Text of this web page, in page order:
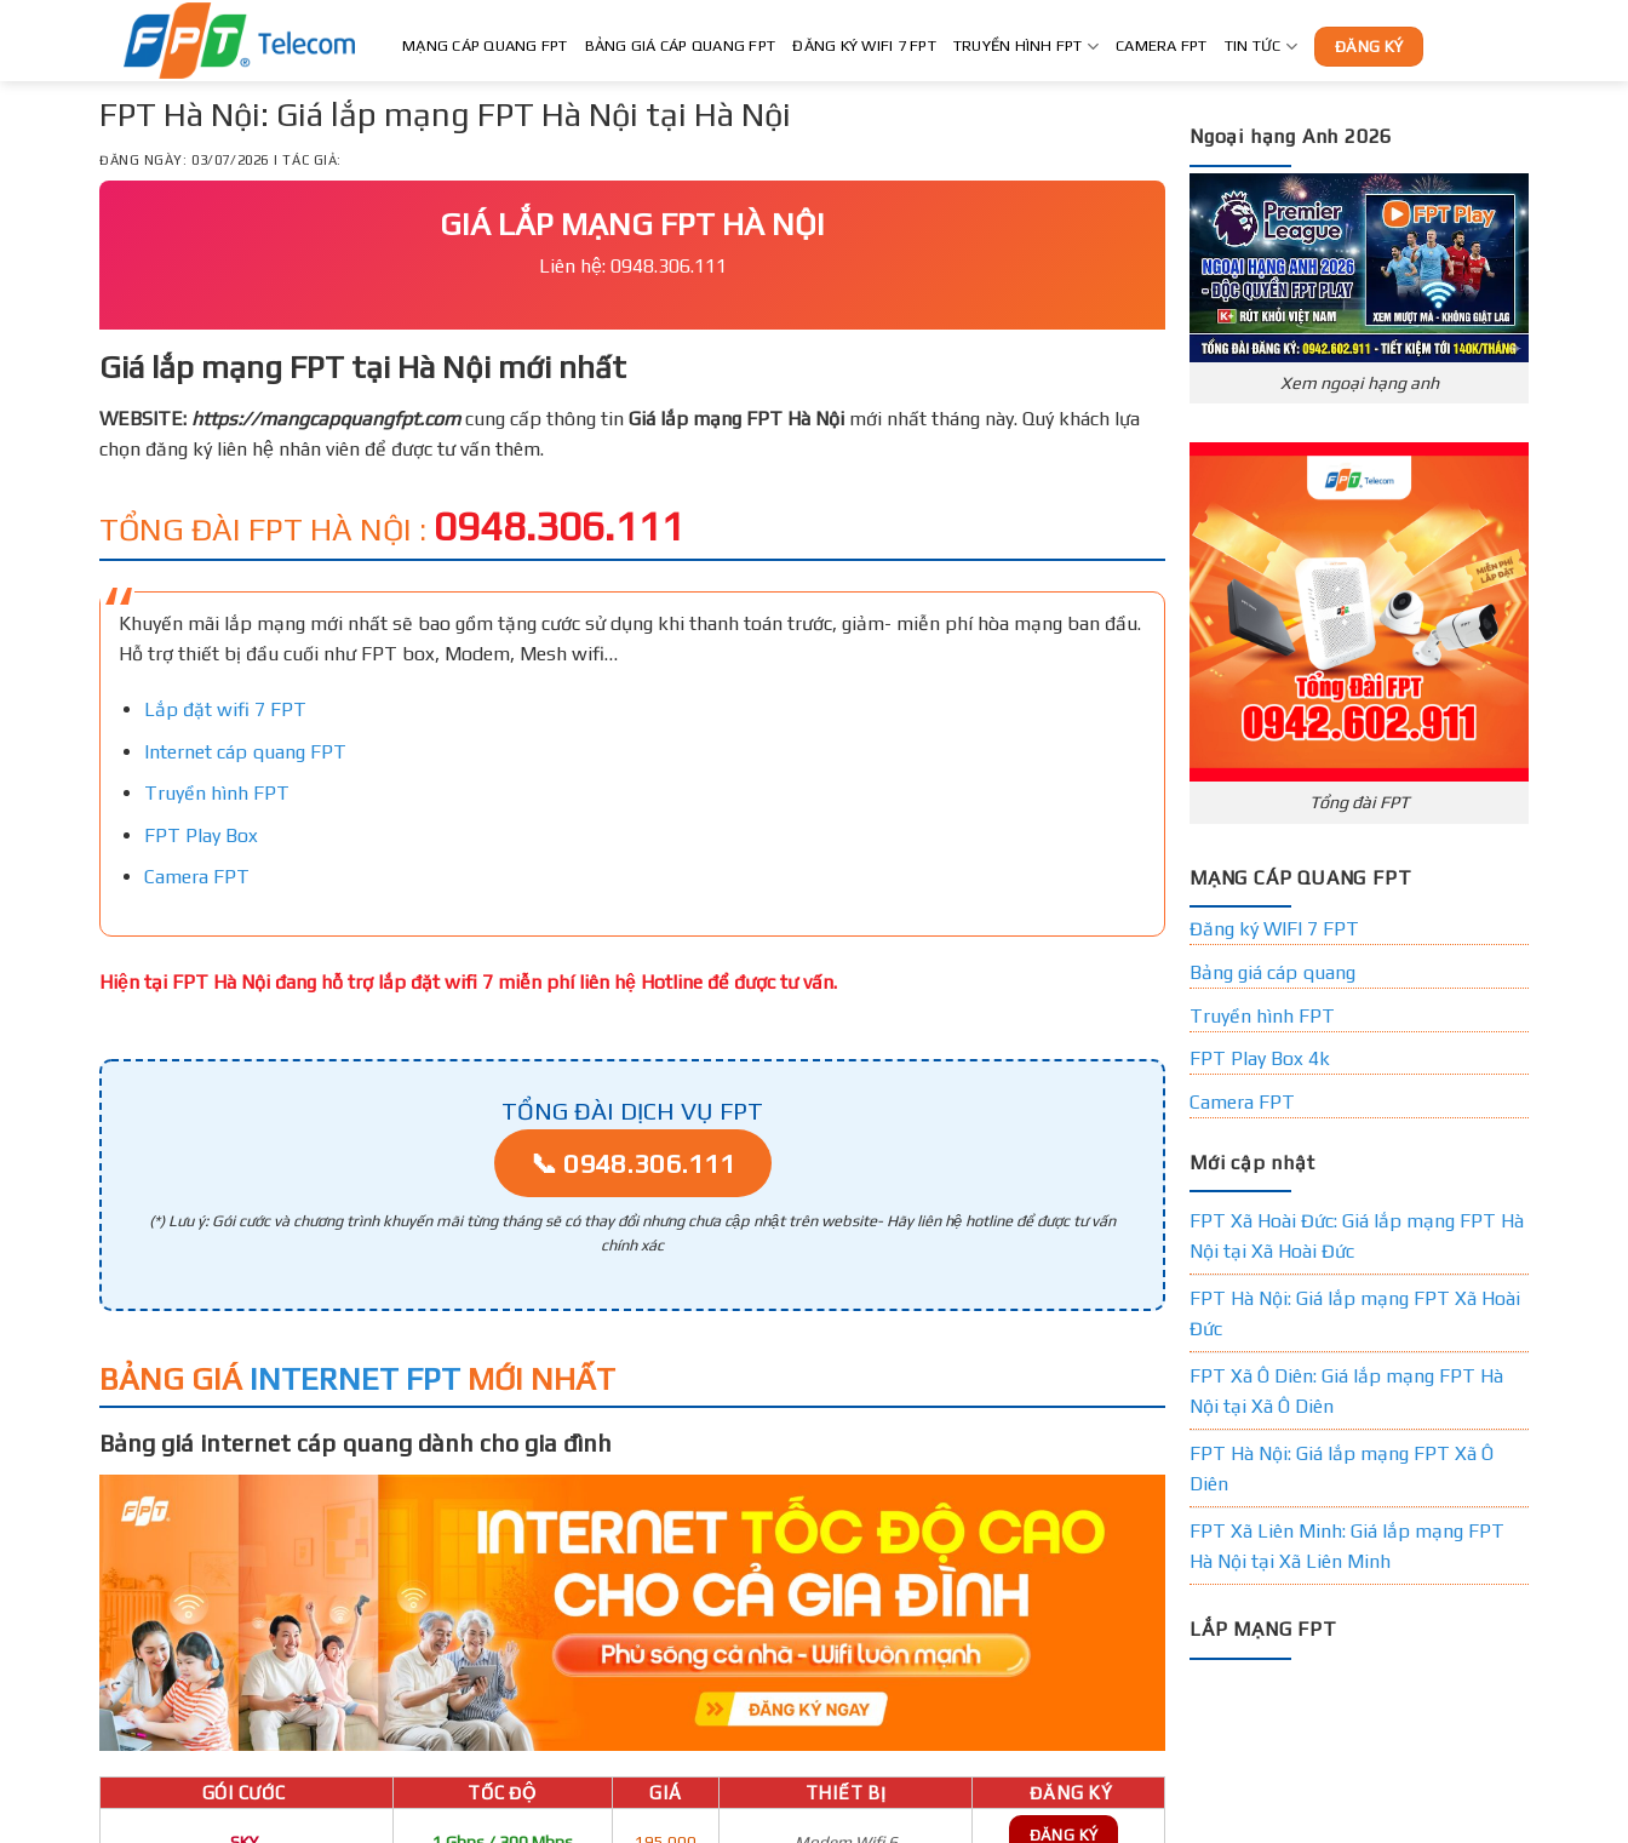
MẠNG CÁP QUANG FPT BẢNG GIÁ CÁP QUANG FPT ĐĂNG KÝ WIFI 7 FPT TRUYỀN HÌNH FPT CAMERA FPT TIN TỨC ĐĂNG KÝ
FPT Hà Nội: Giá lắp mạng FPT Hà Nội tại Hà Nội
ĐĂNG NGÀY: 03/07/2026 | TÁC GIẢ:
GIÁ LẮP MẠNG FPT HÀ NỘI
Liên hệ: 0948.306.111
Giá lắp mạng FPT tại Hà Nội mới nhất
WEBSITE: https://mangcapquangfpt.comcung cấp thông tin Giá lắp mạng FPT Hà Nội mới nhất tháng này. Quý khách lựa
chọn đăng ký liên hệ nhân viên để được tư vấn thêm.
TỔNG ĐÀI FPT HÀ NỘI : 0948.306.111
Khuyến mãi lắp mạng mới nhất sẽ bao gồm tặng cước sử dụng khi thanh toán trước, giảm- miễn phí hòa mạng ban đầu.
Hỗ trợ thiết bị đầu cuối như FPT box, Modem, Mesh wifi…
Lắp đặt wifi 7 FPT
Internet cáp quang FPT
Truyền hình FPT
FPT Play Box
Camera FPT
Hiện tại FPT Hà Nội đang hỗ trợ lắp đặt wifi 7 miễn phí liên hệ Hotline để được tư vấn.
TỔNG ĐÀI DỊCH VỤ FPT
📞 0948.306.111
(*) Lưu ý: Gói cước và chương trình khuyến mãi từng tháng sẽ có thay đổi nhưng chưa cập nhật trên website- Hãy liên hệ hotline để được tư vấn
chính xác
BẢNG GIÁ INTERNET FPT MỚI NHẤT
Bảng giá internet cáp quang dành cho gia đình
GÓI CƯỚC TỐC ĐỘ GIÁ THIẾT BỊ ĐĂNG KÝ
ĐĂNG KÝ
Ngoại hạng Anh 2026
Xem ngoại hạng anh
Tổng đài FPT
MẠNG CÁP QUANG FPT
Đăng ký WIFI 7 FPT
Bảng giá cáp quang
Truyền hình FPT
FPT Play Box 4k
Camera FPT
Mới cập nhật
FPT Xã Hoài Đức: Giá lắp mạng FPT Hà
Nội tại Xã Hoài Đức
FPT Hà Nội: Giá lắp mạng FPT Xã Hoài
Đức
FPT Xã Ô Diên: Giá lắp mạng FPT Hà
Nội tại Xã Ô Diên
FPT Hà Nội: Giá lắp mạng FPT Xã Ô
Diên
FPT Xã Liên Minh: Giá lắp mạng FPT
Hà Nội tại Xã Liên Minh
LẮP MẠNG FPT